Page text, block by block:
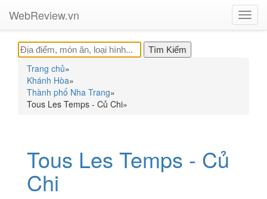
WebReview.vn
Trang chủ»
Khánh Hòa»
Thành phố Nha Trang»
Tous Les Temps - Củ Chi»
Tous Les Temps - Củ
Chi